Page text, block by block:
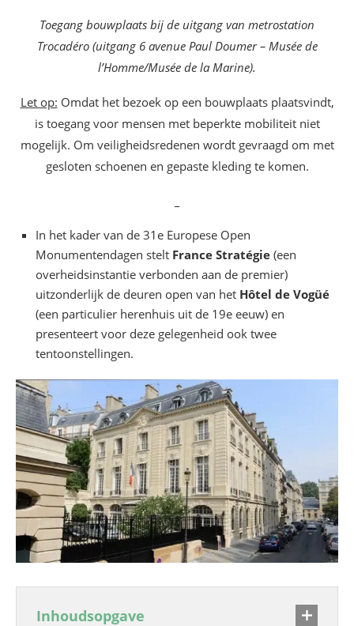
Toegang bouwplaats bij de uitgang van metrostation
Trocadéro (uitgang 6 avenue Paul Doumer – Musée de
l’Homme/Musée de la Marine).
Let op: Omdat het bezoek op een bouwplaats plaatsvindt,
is toegang voor mensen met beperkte mobiliteit niet
mogelijk. Om veiligheidsredenen wordt gevraagd om met
gesloten schoenen en gepaste kleding te komen.
In het kader van de 31e Europese Open
Monumentendagen stelt France Stratégie (een
overheidsinstantie verbonden aan de premier)
uitzonderlijk de deuren open van het Hôtel de Vogüé
(een particulier herenhuis uit de 19e eeuw) en
presenteert voor deze gelegenheid ook twee
tentoonstellingen.
Inhoudsopgave